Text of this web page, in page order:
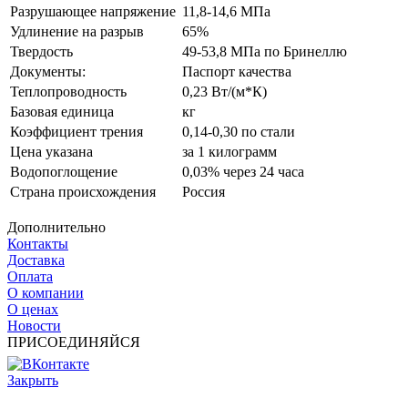
Разрушающее напряжение 11,8-14,6 МПа
Удлинение на разрыв
65%
Твердость
49-53,8 МПа по Бринеллю
Документы:
Паспорт качества
Теплопроводность
0,23 Вт/(м*К)
Базовая единица
кг
Коэффициент трения
0,14-0,30 по стали
Цена указана
за 1 килограмм
Водопоглощение
0,03% через 24 часа
Страна происхождения
Россия
Дополнительно
Контакты
Доставка
Оплата
О компании
О ценах
Новости
ПРИСОЕДИНЯЙСЯ
Закрыть